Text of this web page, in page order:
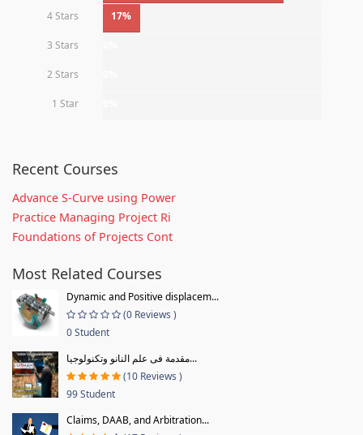
4 Stars 17%
3 Stars
2 Stars
1 Star
Recent Courses
Advance S-Curve using Power
Practice Managing Project Ri
Foundations of Projects Cont
Most Related Courses
Dynamic and Positive displacem...
(0 Reviews )
0 Student
مقدمة فى علم النانو وتكنولوجيا...
(10 Reviews )
99 Student
Claims, DAAB, and Arbitration...